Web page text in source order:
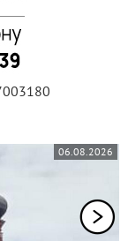
06.08.2026